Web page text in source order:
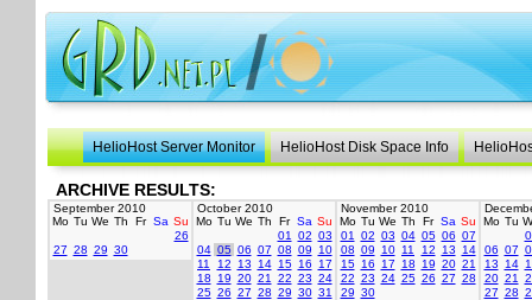
HelioHost Server Monitor HelioHost Disk Space Info
ARCHIVE RESULTS:
September 2010
Mo Tu We Th Fr Sa Su
26
27 28 29 30
October 2010
Mo Tu We Th Fr Sa Su
01
02 03
04 05 06 07 08 09
10
11
12 13 14 15 16
17
18
19 20 21 22 23 24
25 26 27 28 29 30 31
November 2010
Mo Tu We Th Fr Sa Su
01
02 03 04 05 06 07
08 09 10 11 12 13
14
15 16 17 18 19 20 21
22 23 24 25 26 27 28
29 30
Mo Tu
06 07
13
14
20 21
27 28